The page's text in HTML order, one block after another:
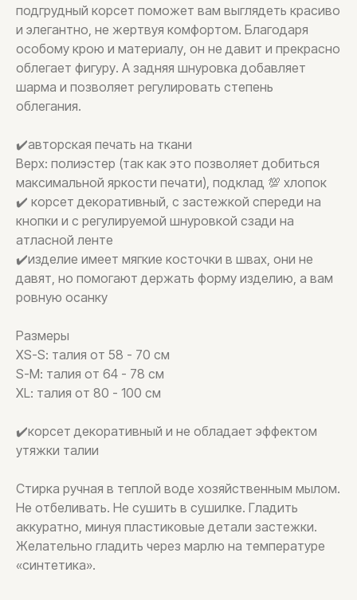
подгрудный корсет поможет вам выглядеть красиво
и элегантно, не жертвуя комфортом. Благодаря
особому крою и материалу, он не давит и прекрасно
облегает фигуру. А задняя шнуровка добавляет
шарма и позволяет регулировать степень
облегания.
✔️авторская печать на ткани
Верх: полиэстер (так как это позволяет добиться
максимальной яркости печати), подклад 💯 хлопок
✔️ корсет декоративный, с застежкой спереди на
кнопки и с регулируемой шнуровкой сзади на
атласной ленте
✔️изделие имеет мягкие косточки в швах, они не
давят, но помогают держать форму изделию, а вам
ровную осанку
Размеры
XS-S: талия от 58 - 70 см
S-M: талия от 64 - 78 см
XL: талия от 80 - 100 см
✔️корсет декоративный и не обладает эффектом
утяжки талии
Стирка ручная в теплой воде хозяйственным мылом.
Не отбеливать. Не сушить в сушилке. Гладить
аккуратно, минуя пластиковые детали застежки.
Желательно гладить через марлю на температуре
«синтетика».